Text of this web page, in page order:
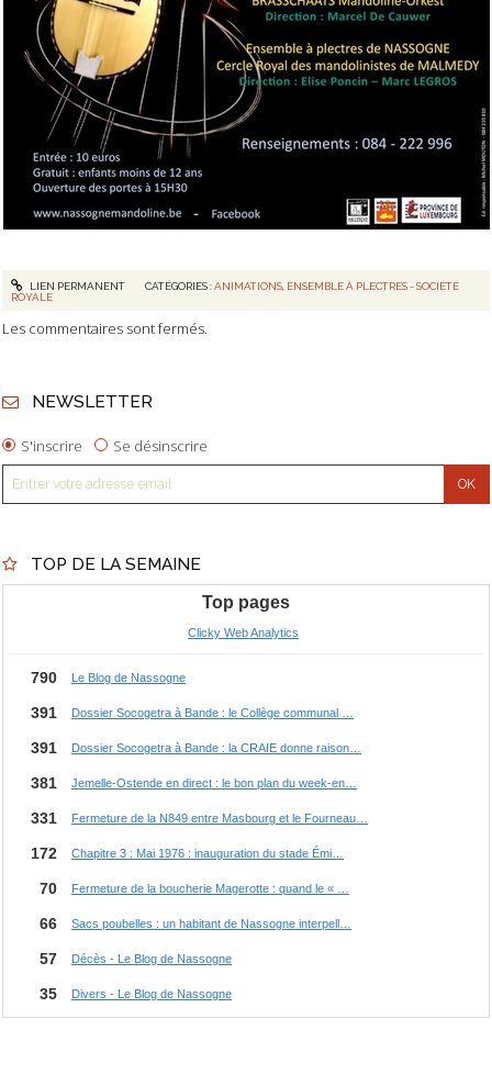
LIEN PERMANENT CATÉGORIES :ANIMATIONS, ENSEMBLE À PLECTRES - SOCIÉTÉ
ROYALE
Les commentaires sont fermés.
NEWSLETTER
S'inscrire Se désinscrire
TOP DE LA SEMAINE